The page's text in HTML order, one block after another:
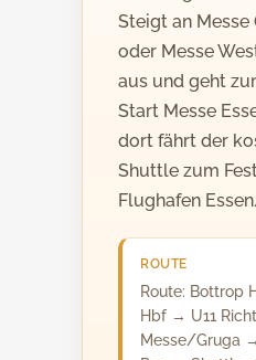
Steigt an
oder Messe
aus und geht
Start Messe
dort fährt der
Shuttle zum
Flughafen
ROUTE
Route: Bottrop
Hbf → U11
Messe/Gruga